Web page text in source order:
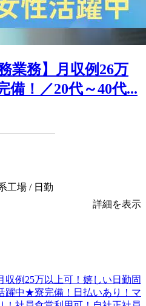
業務】月収例26万
備！／20代～40代...
工場 / 日勤
詳細を表示